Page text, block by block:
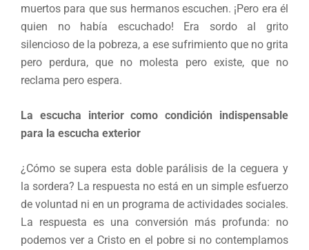
muertos para que sus hermanos escuchen. ¡Pero era él
quien no había escuchado! Era sordo al grito
silencioso de la pobreza, a ese sufrimiento que no grita
pero perdura, que no molesta pero existe, que no
reclama pero espera.
La escucha interior como condición indispensable
para la escucha exterior
¿Cómo se supera esta doble parálisis de la ceguera y
la sordera? La respuesta no está en un simple esfuerzo
de voluntad ni en un programa de actividades sociales.
La respuesta es una conversión más profunda: no
podemos ver a Cristo en el pobre si no contemplamos